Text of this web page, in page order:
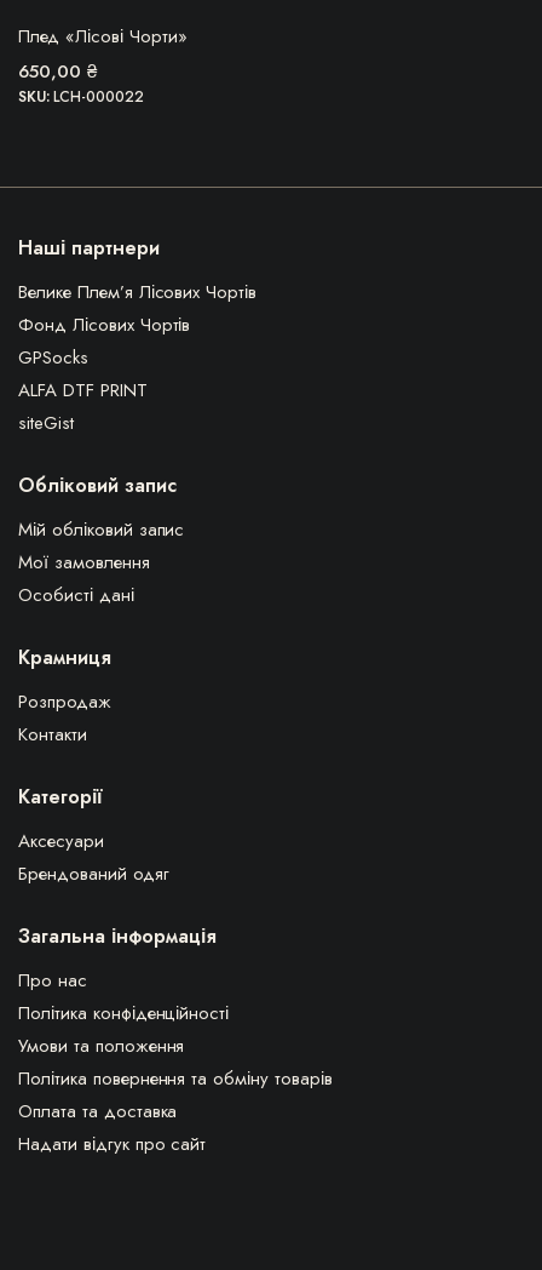
БЕРУ!
Плед «Лісові Чорти»
650,00 ₴
SKU:LCH-000022
Наші партнери
Велике Плем’я Лісових Чортів
Фонд Лісових Чортів
GPSocks
ALFA DTF PRINT
siteGist
Обліковий запис
Мій обліковий запис
Мої замовлення
Особисті дані
Крамниця
Розпродаж
Контакти
Категорії
Аксесуари
Брендований одяг
Загальна інформація
Про нас
Політика конфіденційності
Умови та положення
Політика повернення та обміну товарів
Оплата та доставка
Надати відгук про сайт